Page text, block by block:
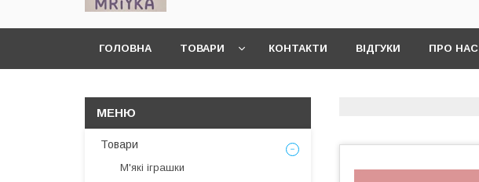
ГОЛОВНА ТОВАРИ КОНТАКТИ ВІДГУКИ ПРО НАС
Товари
М'які іграшки